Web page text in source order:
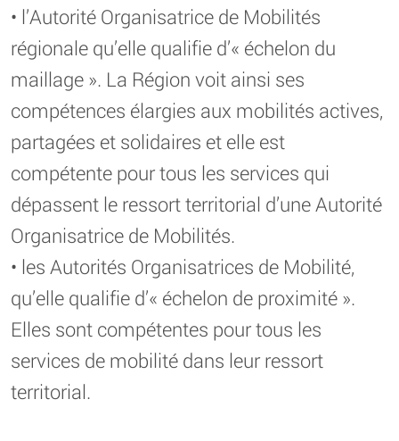
• l’Autorité Organisatrice de Mobilités
régionale qu’elle qualifie d’« échelon du
maillage ». La Région voit ainsi ses
compétences élargies aux mobilités actives,
partagées et solidaires et elle est
compétente pour tous les services qui
dépassent le ressort territorial d’une Autorité
Organisatrice de Mobilités.
• les Autorités Organisatrices de Mobilité,
qu’elle qualifie d’« échelon de proximité ».
Elles sont compétentes pour tous les
services de mobilité dans leur ressort
territorial.